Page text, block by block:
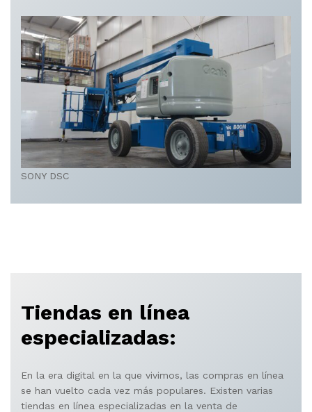
SONY DSC
Tiendas en línea
especializadas:
En la era digital en la que vivimos, las compras en línea
se han vuelto cada vez más populares. Existen varias
tiendas en línea especializadas en la venta de